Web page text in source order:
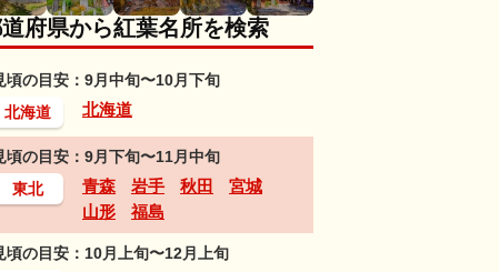
府県から紅葉名所を検索
頃の目安：9月中旬〜10月下旬
北海道
北海道
頃の目安：9月下旬〜11月中旬
東北
青森 岩手 秋田
宮城
山形
福島
頃の目安：10月上旬〜12月上旬